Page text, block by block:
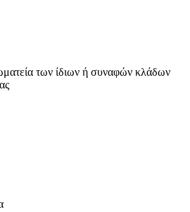
των ίδιων ή συναφών κλάδων